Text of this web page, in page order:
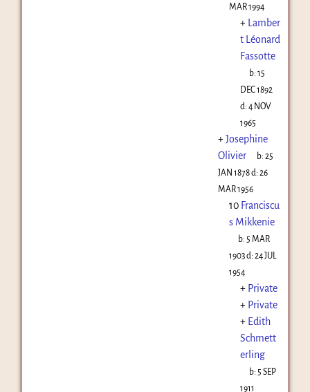
MAR 1994
+ Lamber
t Léonard
Fassotte
b:15
DEC 1892
d: 4 NOV
1965
+Josephine
Olivier
b:25
JAN 1878d: 26
MAR 1956
10 Franciscu
s Mikkenie
b: 5 MAR
1903d: 24 JUL
1954
+ Private
+ Private
+ Edith
Schmett
erling
b: 5 SEP
1911